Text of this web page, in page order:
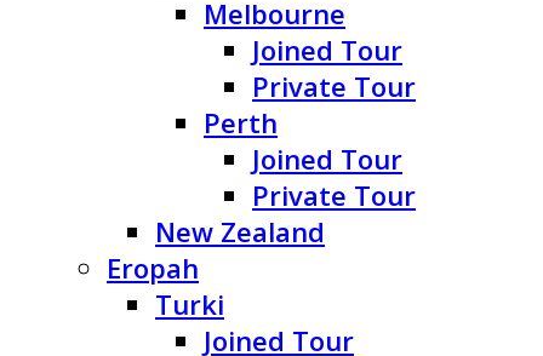
Melbourne
Joined Tour
Private Tour
Perth
Joined Tour
Private Tour
New Zealand
Eropah
Turki
Joined Tour